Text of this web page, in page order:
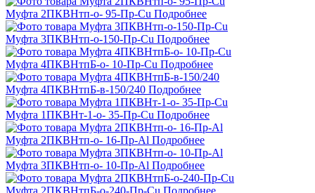
Муфта 2ПКВНтп-о- 95-Пр-Cu Подробнее
Муфта 3ПКВНтп-о-150-Пр-Cu Подробнее
Муфта 4ПКВНтпБ-о- 10-Пр-Cu Подробнее
Муфта 4ПКВНтпБ-в-150/240 Подробнее
Муфта 1ПКВНт-1-о- 35-Пр-Cu Подробнее
Муфта 2ПКВНтп-о- 16-Пр-Al Подробнее
Муфта 3ПКВНтп-о- 10-Пр-Al Подробнее